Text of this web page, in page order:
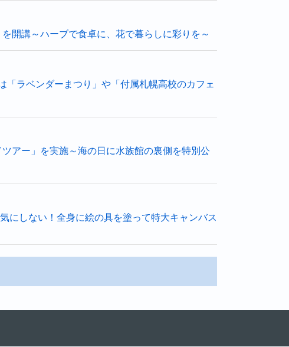
開講～ハーブで食卓に、花で暮らしに彩りを～
ラベンダーまつり」や「付属札幌高校のカフェ
アー」を実施～海の日に水族館の裏側を特別公
にしない！全身に絵の具を塗って特大キャンバス